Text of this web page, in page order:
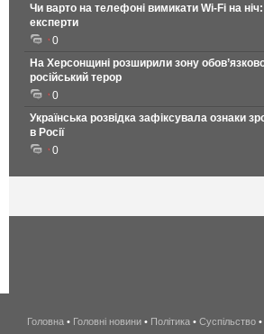
Чи варто на телефонi вимикати Wi-Fi на
експерти
0
На Херсонщині розширили зону
російський терор
0
Українська розвідка зафіксувала ознаки
в Росії
0
Головна • Головні новини • Політика • Суспільство •